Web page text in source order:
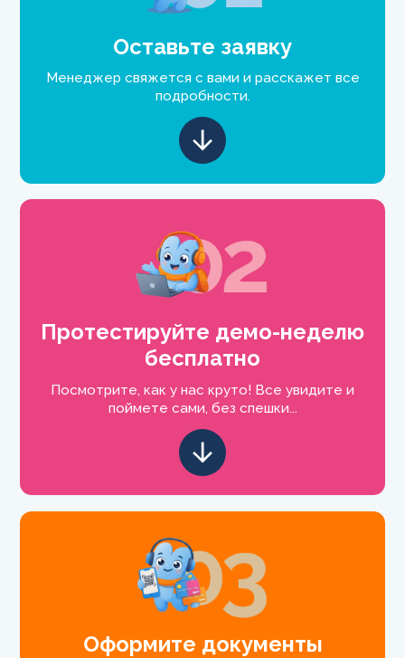
Оставьте заявку
Менеджер свяжется с вами и расскажет все
подробности.
Протестируйте демо-неделю
бесплатно
Посмотрите, как у нас круто! Все увидите и
поймете сами, без спешки...
Оформите документы